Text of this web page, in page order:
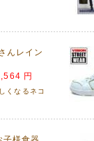
テムです。^^
&ラッシュガードさ
しました。
!
んレイン
円
くなるネコ